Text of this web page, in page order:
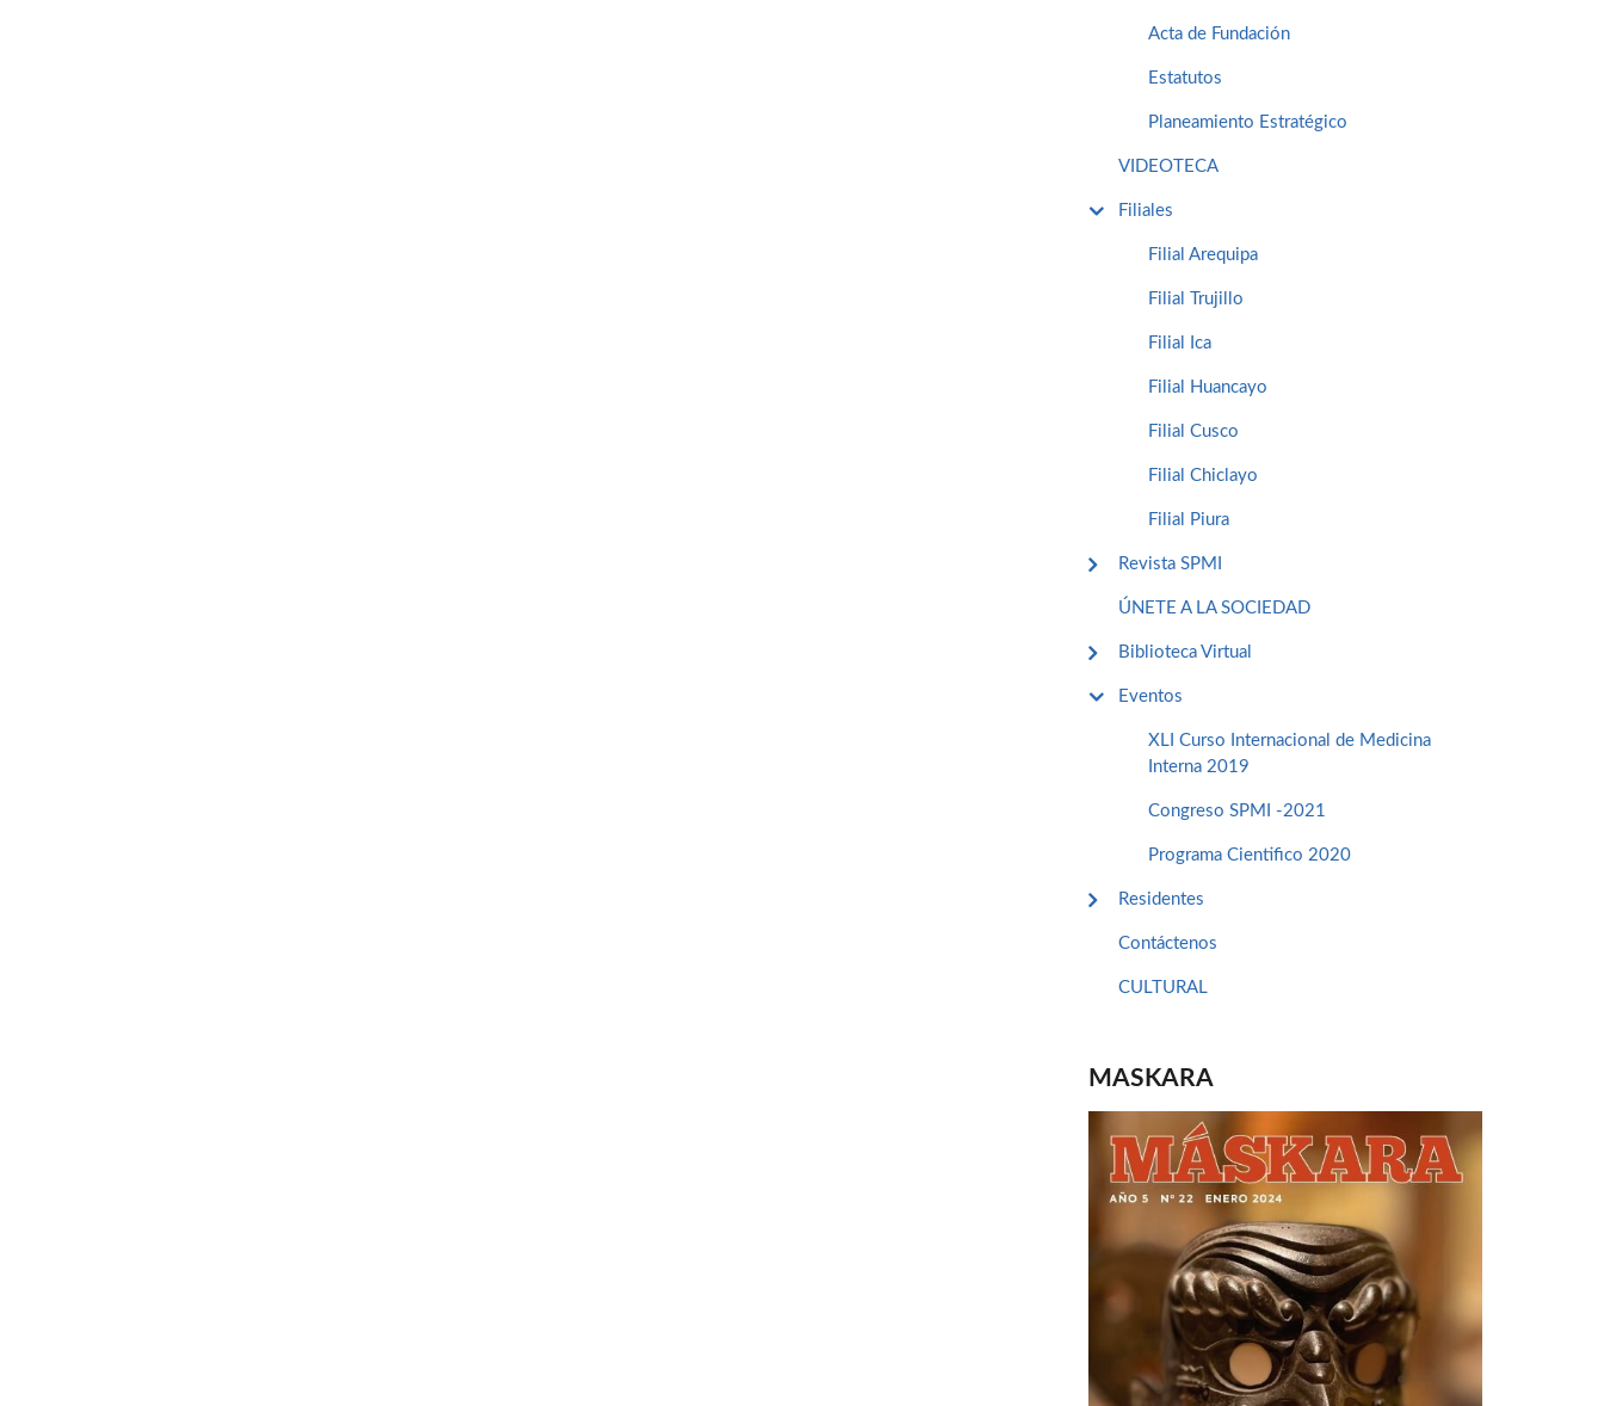
Acta de Fundación
Estatutos
Planeamiento Estratégico
VIDEOTECA
Filiales
Filial Arequipa
Filial Trujillo
Filial Ica
Filial Huancayo
Filial Cusco
Filial Chiclayo
Filial Piura
Revista SPMI
ÚNETE A LA SOCIEDAD
Biblioteca Virtual
Eventos
XLI Curso Internacional de Medicina
Interna 2019
Congreso SPMI -2021
Programa Cientifico 2020
Residentes
Contáctenos
CULTURAL
MASKARA